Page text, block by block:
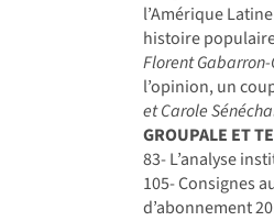
l’Amérique
histoire
Florent
l’opinion, un
et Carole
GROUPALE ET
83- L’analyse
105- Consignes
d’abonnement